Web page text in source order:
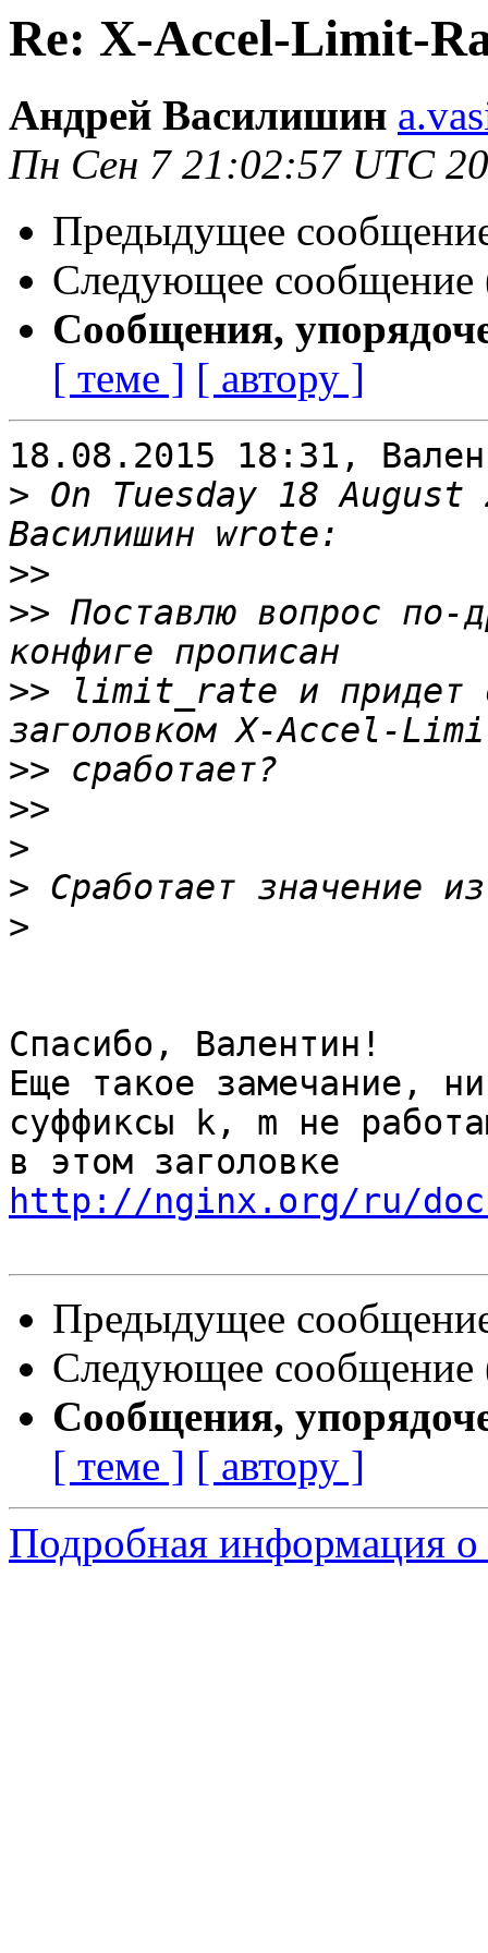
Re: X-Accel-Limit-
Андрей Василишин
Пн Сен 7 21:02:57 UTC
Предыдущее
Следующее сообщение
Сообщения,
[ теме ] [ автору ]
18.08.2015 18:31,
> On Tuesday 18
>>
>> Поставлю вопрос
>> limit_rate и придет
>>
>>
>
>
>
Спасибо, Валентин!
Еще такое замечание,
суффиксы k, m не
http://nginx.org/ru/
Предыдущее
Следующее сообщение
Сообщения,
[ теме ] [ автору ]
Подробная информация